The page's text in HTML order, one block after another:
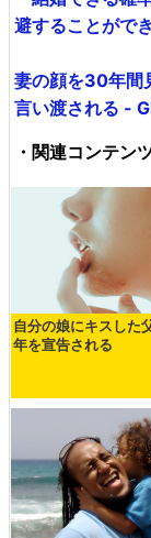
避することがで
妻の顔を30年間
言い渡される -
・関連コンテン
自分の娘にキスした
年を宣告される